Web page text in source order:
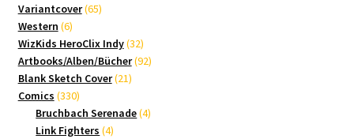
Variantcover 6565
Western 66
Produkte
WizKids HeroClix Indy 3232
Produkte
Artbooks/Alben/Bücher 9292
Blank Sketch Cover 2121
Comics 330330
Produkte
Bruchbach Serenade 44
Link Fighters 44